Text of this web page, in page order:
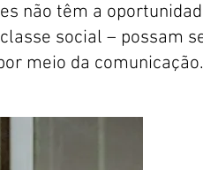
não têm a
social – possam
meio da comunicação.